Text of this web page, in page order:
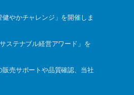
やかチャレンジ」を開催しま
ステナブル経営アワード」を
売サポートや品質確認、当社